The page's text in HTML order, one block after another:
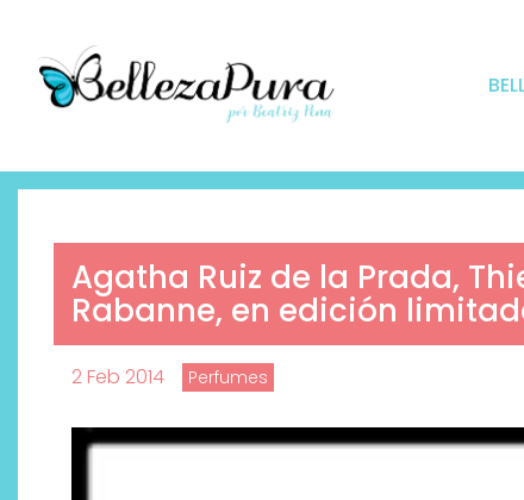
Agatha Ruiz de la Prada,
Rabanne, en edición
2 Feb 2014 Perfumes